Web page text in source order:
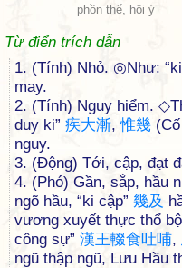
phồn thể, hội ý
Từ điển trích dẫn
1. (Tính) Nhỏ. ◎Như: “ki
may.
2. (Tính) Nguy hiểm.
duy ki” 疾大漸,惟幾
nguy.
3. (Động) Tới, cập, đạt
4. (Phó) Gần, sắp, hầu
ngõ hầu, “ki cập” 幾及
vương xuyết thực thổ
công sự” 漢王輟食吐哺,
ngũ thập ngũ, Lưu Hầu